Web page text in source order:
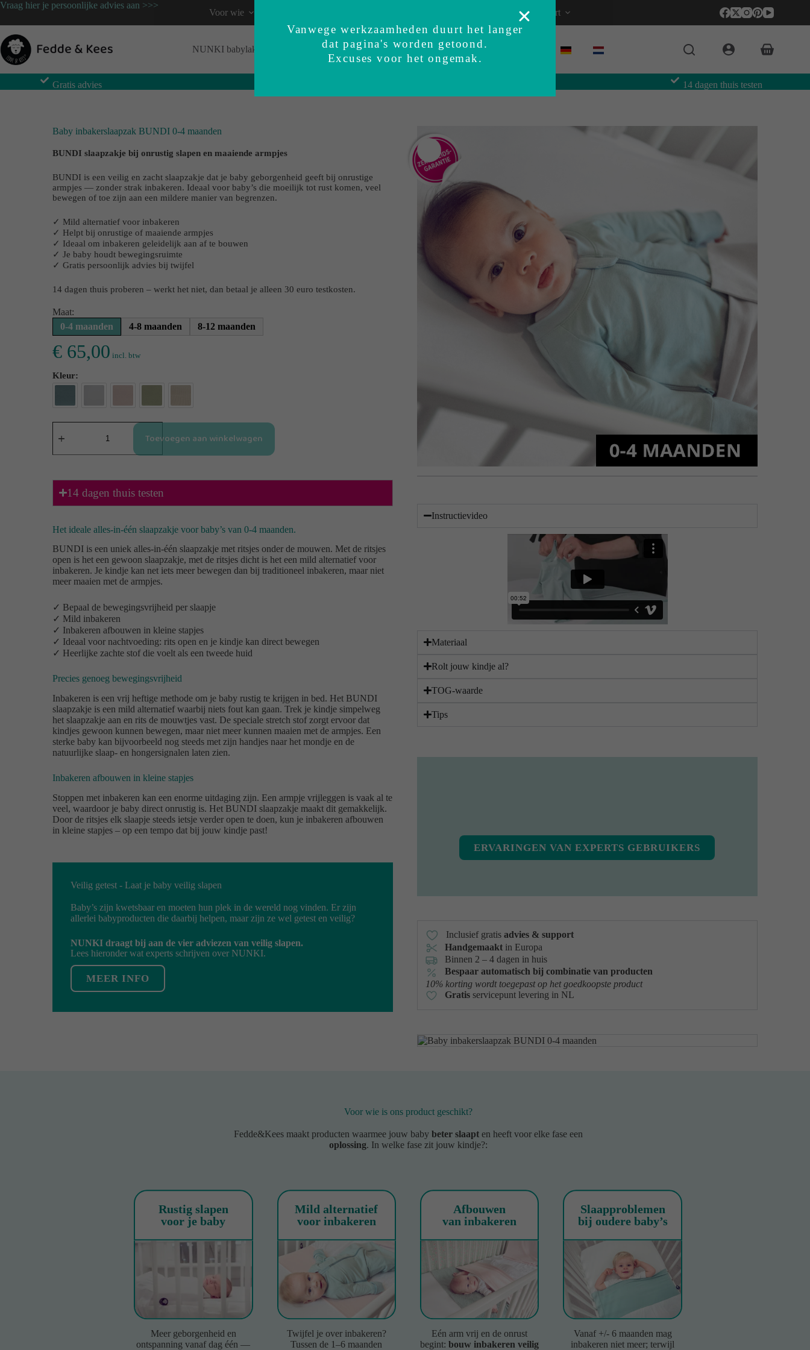
Vraag hier je persoonlijke advies aan >>>
Voor wie Support
NUNKI babylaken BUNDI inbakerslaapzak Sets Accessoires
Gratis advies 14 dagen thuis testen
Baby inbakerslaapzak BUNDI 0-4 maanden
BUNDI slaapzakje bij onrustig slapen en maaiende armpjes
BUNDI is een veilig en zacht slaapzakje dat je baby geborgenheid geeft bij onrustige
armpjes — zonder strak inbakeren. Ideaal voor baby’s die moeilijk tot rust komen, veel
bewegen of toe zijn aan een mildere manier van begrenzen.
✓ Mild alternatief voor inbakeren
✓ Helpt bij onrustige of maaiende armpjes
✓ Ideaal om inbakeren geleidelijk aan af te bouwen
✓ Je baby houdt bewegingsruimte
✓ Gratis persoonlijk advies bij twijfel
14 dagen thuis proberen – werkt het niet, dan betaal je alleen 30 euro testkosten.
Maat:
0-4 maanden
4-8 maanden 8-12 maanden
€ 65,00 incl. btw
Kleur
Toevoegen aan winkelwagen
14 dagen thuis testen
Het ideale alles-in-één slaapzakje voor baby’s van 0-4 maanden.
BUNDI is een uniek alles-in-één slaapzakje met ritsjes onder de mouwen. Met de ritsjes
open is het een gewoon slaapzakje, met de ritsjes dicht is het een mild alternatief voor
inbakeren. Je kindje kan net iets meer bewegen dan bij traditioneel inbakeren, maar niet
meer maaien met de armpjes.
✓ Bepaal de bewegingsvrijheid per slaapje
✓ Mild inbakeren
✓ Inbakeren afbouwen in kleine stapjes
✓ Ideaal voor nachtvoeding: rits open en je kindje kan direct bewegen
✓ Heerlijke zachte stof die voelt als een tweede huid
Precies genoeg bewegingsvrijheid
Inbakeren is een vrij heftige methode om je baby rustig te krijgen in bed. Het BUNDI
slaapzakje is een mild alternatief waarbij niets fout kan gaan. Trek je kindje simpelweg
het slaapzakje aan en rits de mouwtjes vast. De speciale stretch stof zorgt ervoor dat
kindjes gewoon kunnen bewegen, maar niet meer kunnen maaien met de armpjes. Een
sterke baby kan bijvoorbeeld nog steeds met zijn handjes naar het mondje en de
natuurlijke slaap- en hongersignalen laten zien.
Inbakeren afbouwen in kleine stapjes
Stoppen met inbakeren kan een enorme uitdaging zijn. Een armpje vrijleggen is vaak al te
veel, waardoor je baby direct onrustig is. Het BUNDI slaapzakje maakt dit gemakkelijk.
Door de ritsjes elk slaapje steeds ietsje verder open te doen, kun je inbakeren afbouwen
in kleine stapjes – op een tempo dat bij jouw kindje past!
Veilig getest - Laat je baby veilig slapen
Baby’s zijn kwetsbaar en moeten hun plek in de wereld nog vinden. Er zijn
allerlei babyproducten die daarbij helpen, maar zijn ze wel getest en veilig?
NUNKI draagt bij aan de vier adviezen van veilig slapen.
Lees hieronder wat experts schrijven over NUNKI.
MEER INFO
Instructievideo
Materiaal
Rolt jouw kindje al?
TOG-waarde
Tips
ERVARINGEN VAN EXPERTS GEBRUIKERS
Inclusief gratis advies & support
Handgemaakt in Europa
Binnen 2 – 4 dagen in huis
Bespaar automatisch bij combinatie van producten
10% korting wordt toegepast op het goedkoopste product
Gratis servicepunt levering in NL
Voor wie is ons product geschikt?
Fedde&Kees maakt producten waarmee jouw baby beter slaapten heeft voor elke fase een
oplossing. In welke fase zit jouw kindje?:
Rustig slapen
voor je baby
Meer geborgenheid en
ontspanning vanaf dag één —
Mild alternatief
voor inbakeren
Twijfel je over inbakeren?
Tussen de 1–6 maanden
Afbouwen
van inbakeren
Eén arm vrij en de onrust
begint:bouw inbakeren veilig
Slaapproblemen
bij oudere baby’s
Vanaf +/- 6 maanden mag
inbakeren niet meer; terwijl
Vanwege werkzaamheden duurt het langer
dat pagina's worden getoond.
Excuses voor het ongemak.